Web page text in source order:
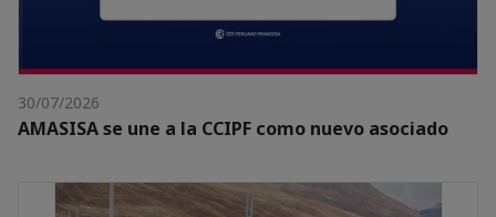
30/07/2026
AMASISA se une a la CCIPF como nuevo asociado